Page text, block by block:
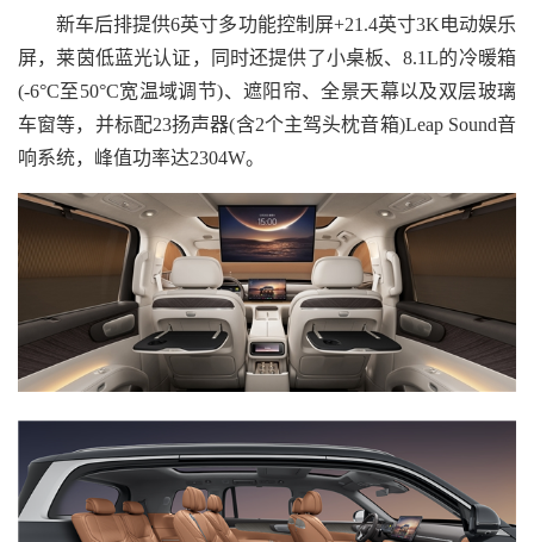
新车后排提供6英寸多功能控制屏+21.4英寸3K电动娱乐
屏，莱茵低蓝光认证，同时还提供了小桌板、8.1L的冷暖箱
(-6°C至50°C宽温域调节)、遮阳帘、全景天幕以及双层玻璃
车窗等，并标配23扬声器(含2个主驾头枕音箱)Leap Sound音
响系统，峰值功率达2304W。